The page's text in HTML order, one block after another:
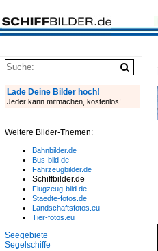
Lade Deine Bilder hoch!
Jeder kann mitmachen, kostenlos!
Weitere Bilder-Themen:
Bahnbilder.de
Bus-bild.de
Fahrzeugbilder.de
Schiffbilder.de
Flugzeug-bild.de
Staedte-fotos.de
Landschaftsfotos.eu
Tier-fotos.eu
Seegebiete
Segelschiffe